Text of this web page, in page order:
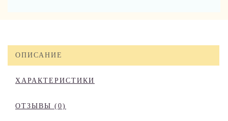
ОПИСАНИЕ
ХАРАКТЕРИСТИКИ
ОТЗЫВЫ (0)